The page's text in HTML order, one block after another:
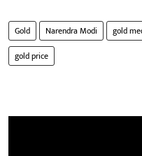
Gold Narendra Modi gold
gold price